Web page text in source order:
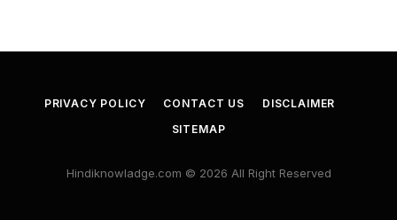
PRIVACY POLICY CONTACT US
DISCLAIMER
SITEMAP
Hindiknowladge.com © 2026 All Right Reserved